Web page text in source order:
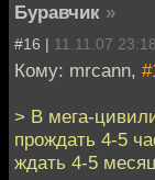
Буравчик »
#16 | 11.11.07 23:18
Кому: mrcann,
> В мега-
прождать 4-5
ждать 4-5